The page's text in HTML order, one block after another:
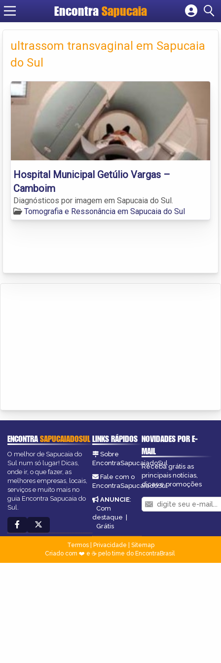
Encontra
Cadastrar empresa
Criar conta
ultrassom transvaginal em Sapucaia
do Sul
Hospital Municipal Getúlio Vargas –
Camboim
Diagnósticos por imagem em Sapucaia do Sul.
Tomografia e Ressonância em Sapucaia do Sul
ENCONTRASAPUCAIADOSUL
O melhor de Sapucaia do
Sul num só lugar! Dicas,
onde ir, o que fazer, as
melhores empresas, locais,
serviços e muito mais no
guia Encontra Sapucaia do
Sul.
LINKS RÁPIDOS
Sobre
EncontraSapucaiadoSul
Fale com o
EncontraSapucaiadoSul
ANUNCIE:
Com
destaque |
Grátis
NOVIDADES POR E-
MAIL
Receba grátis as
principais notícias,
dicas e promoções
Termos| Privacidade
Sitemap
Criado com ❤️ e ☕ pelo time do EncontraBrasil